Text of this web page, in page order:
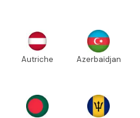
Autriche Azerbaïdjan